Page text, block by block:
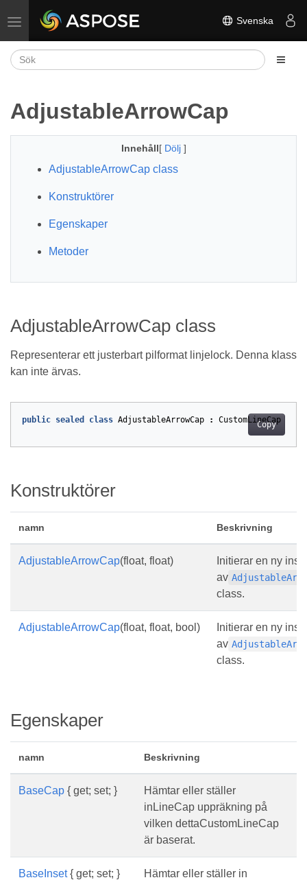
Växla navigering Svenska
AdjustableArrowCap
Innehåll[ Dölj ]
AdjustableArrowCap class
Konstruktörer
Egenskaper
Metoder
AdjustableArrowCap class
Representerar ett justerbart pilformat linjelock. Denna klass
kan inte ärvas.
Copy
public sealed class AdjustableArrowCap : CustomLineCap
Konstruktörer
namn Beskrivning
AdjustableArrowCap(float, float)
Initierar en ny
av
class.
AdjustableArrowCap(float, float, bool)
Initierar en ny
av
class.
Egenskaper
namn Beskrivning
BaseCap { get; set; }
Hämtar eller ställer
inLineCap uppräkning på
vilken dettaCustomLineCap
är baserat.
BaseInset{ get; set; }
Hämtar eller ställer in